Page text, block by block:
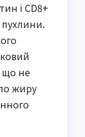
і CD8+
пухлини.
що не
жиру